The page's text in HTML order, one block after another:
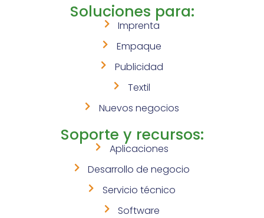
Soluciones para:
Imprenta
Empaque
Publicidad
Textil
Nuevos negocios
Soporte y recursos:
Aplicaciones
Desarrollo de negocio
Servicio técnico
Software